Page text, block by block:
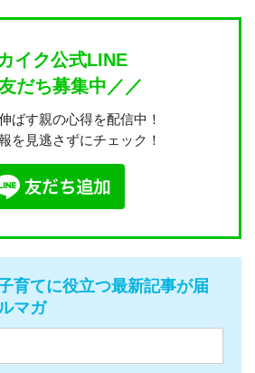
イク公式LINE
だち募集中／／
ばす親の心得を配信中！
を見逃さずにチェック！
育てに役立つ最新記事が届
マガ